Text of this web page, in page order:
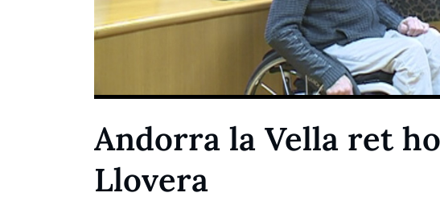
Andorra la Vella ret
Llovera